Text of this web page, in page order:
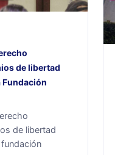
de libertad
Fundación
de libertad